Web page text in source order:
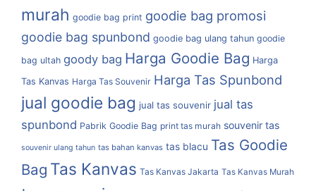
murah goodie bag print goodie bag promosi
goodie bag spunbond goodie bag ulang tahun goodie
bag ultah goody bag Harga Goodie Bag Harga
Tas Kanvas Harga Tas Souvenir Harga Tas Spunbond
jual goodie bag jual tas souvenir jual tas
spunbond Pabrik Goodie Bag print tas murah souvenir tas
souvenir ulang tahun tas bahan kanvas tas blacu Tas Goodie
Bag Tas Kanvas Tas Kanvas Jakarta Tas Kanvas Murah